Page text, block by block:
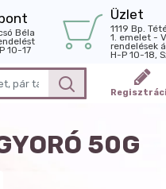
Béla
10-17
Üzlet
1119 Bp.
1. emelet -
rendelések
H-P 10-18,
50G